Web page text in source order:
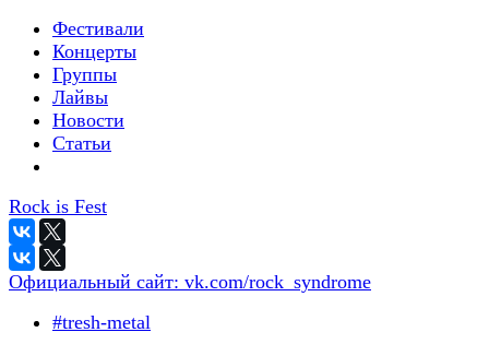
Фестивали
Концерты
Группы
Лайвы
Новости
Статьи
Rock is Fest
Официальный сайт: vk.com/rock_syndrome
#tresh-metal